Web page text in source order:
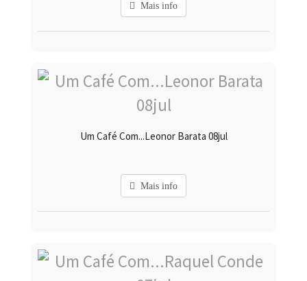
Mais info
Um Café Com...Leonor Barata 08jul
Mais info